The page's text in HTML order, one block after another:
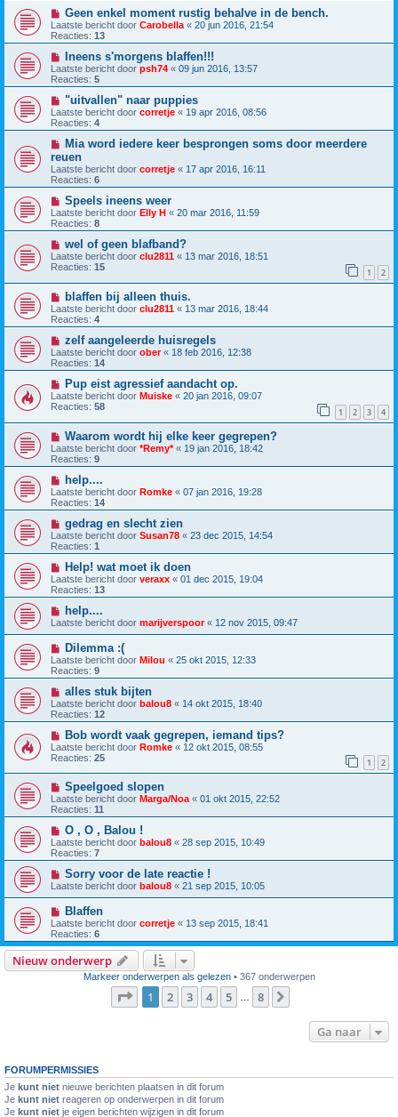
Geen enkel moment rustig behalve in de bench.
Laatste bericht door Carobella « 20 jun 2016, 21:54
Reacties: 13
Ineens s'morgens blaffen!!!
Laatste bericht door psh74 « 09 jun 2016, 13:57
Reacties: 5
"uitvallen" naar puppies
Laatste bericht door corretje « 19 apr 2016, 08:56
Reacties: 4
Mia word iedere keer besprongen soms door meerdere
reuen
Laatste bericht door corretje « 17 apr 2016, 16:11
Reacties: 6
Speels ineens weer
Laatste bericht door Elly H « 20 mar 2016, 11:59
Reacties: 8
wel of geen blafband?
Laatste bericht door clu2811 « 13 mar 2016, 18:51
Reacties: 15 1 2
blaffen bij alleen thuis.
Laatste bericht door clu2811 « 13 mar 2016, 18:44
Reacties: 4
zelf aangeleerde huisregels
Laatste bericht door ober« 18 feb 2016, 12:38
Reacties: 14
Pup eist agressief aandacht op.
Laatste bericht door Muiske « 20 jan 2016, 09:07
Reacties: 58 1 2 3 4
Waarom wordt hij elke keer gegrepen?
Laatste bericht door *Remy*« 19 jan 2016, 18:42
Reacties: 9
help....
Laatste bericht door Romke « 07 jan 2016, 19:28
Reacties: 14
gedrag en slecht zien
Laatste bericht door Susan78 « 23 dec 2015, 14:54
Reacties: 1
Help! wat moet ik doen
Laatste bericht door veraxx « 01 dec 2015, 19:04
Reacties: 13
help....
Laatste bericht door marijverspoor« 12 nov 2015, 09:47
Dilemma :(
Laatste bericht door Milou « 25 okt 2015, 12:33
Reacties: 9
alles stuk bijten
Laatste bericht door balou8 « 14 okt 2015, 18:40
Reacties: 12
Bob wordt vaak gegrepen, iemand tips?
Laatste bericht door Romke « 12 okt 2015, 08:55
Reacties: 25 1 2
Speelgoed slopen
Laatste bericht door Marga/Noa « 01 okt 2015, 22:52
Reacties: 11
O , O , Balou !
Laatste bericht door balou8 « 28 sep 2015, 10:49
Reacties: 7
Sorry voor de late reactie !
Laatste bericht door balou8 « 21 sep 2015, 10:05
Blaffen
Laatste bericht door corretje « 13 sep 2015, 18:41
Reacties: 6
Nieuw onderwerp
Markeer onderwerpen als gelezen• 367 onderwerpen
Pagina van 8
1 2 3 4 5 8
Ga naar
FORUMPERMISSIES
Je kunt niet nieuwe berichten plaatsen in dit forum
Je kunt niet reageren op onderwerpen in dit forum
Je kunt niet je eigen berichten wijzigen in dit forum